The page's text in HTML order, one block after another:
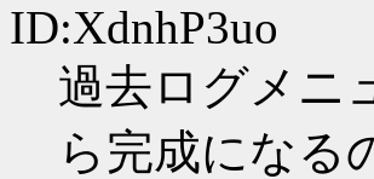
ID:XdnhP3uo
過去ログメニ
ら完成になる